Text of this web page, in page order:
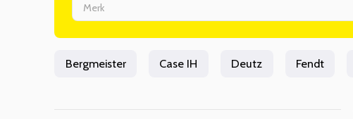
Merk
Bergmeister Case IH Deutz Fendt